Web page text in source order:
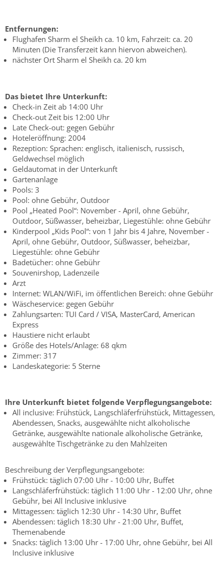
Entfernungen:
Flughafen Sharm el Sheikh ca. 10 km, Fahrzeit: ca. 20
Minuten (Die Transferzeit kann hiervon abweichen).
nächster Ort Sharm el Sheikh ca. 20 km
Das bietet Ihre Unterkunft:
Check-in Zeit ab 14:00 Uhr
Check-out Zeit bis 12:00 Uhr
Late Check-out: gegen Gebühr
Hoteleröffnung: 2004
Rezeption: Sprachen: englisch, italienisch, russisch,
Geldwechsel möglich
Geldautomat in der Unterkunft
Gartenanlage
Pools: 3
Pool: ohne Gebühr, Outdoor
Pool „Heated Pool“: November - April, ohne Gebühr,
Outdoor, Süßwasser, beheizbar, Liegestühle: ohne Gebühr
Kinderpool „Kids Pool“: von 1 Jahr bis 4 Jahre, November -
April, ohne Gebühr, Outdoor, Süßwasser, beheizbar,
Liegestühle: ohne Gebühr
Badetücher: ohne Gebühr
Souvenirshop, Ladenzeile
Arzt
Internet: WLAN/WiFi, im öffentlichen Bereich: ohne Gebühr
Wäscheservice: gegen Gebühr
Zahlungsarten: TUI Card / VISA, MasterCard, American
Express
Haustiere nicht erlaubt
Größe des Hotels/Anlage: 68 qkm
Zimmer: 317
Landeskategorie: 5 Sterne
Ihre Unterkunft bietet folgende Verpflegungsangebote:
All inclusive: Frühstück, Langschläferfrühstück, Mittagessen,
Abendessen, Snacks, ausgewählte nicht alkoholische
Getränke, ausgewählte nationale alkoholische Getränke,
ausgewählte Tischgetränke zu den Mahlzeiten
Beschreibung der Verpflegungsangebote:
Frühstück: täglich 07:00 Uhr - 10:00 Uhr, Buffet
Langschläferfrühstück: täglich 11:00 Uhr - 12:00 Uhr, ohne
Gebühr, bei All Inclusive inklusive
Mittagessen: täglich 12:30 Uhr - 14:30 Uhr, Buffet
Abendessen: täglich 18:30 Uhr - 21:00 Uhr, Buffet,
Themenabende
Snacks: täglich 13:00 Uhr - 17:00 Uhr, ohne Gebühr, bei All
Inclusive inklusive